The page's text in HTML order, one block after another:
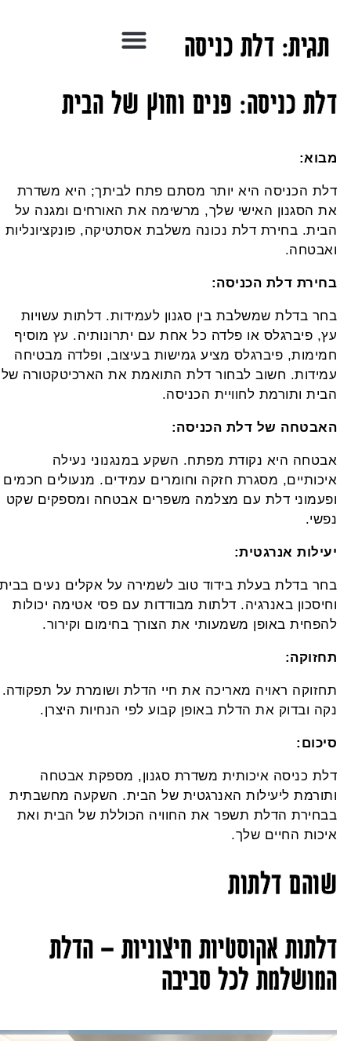
תגית:דלת כניסה
כניסה: פנים וחוץ של הבית
הכניסה היא יותר מסתם פתח לביתך; היא משדרת
הסגנון האישי שלך, מרשימה את האורחים ומגנה על
בחירת דלת נכונה משלבת אסתטיקה, פונקציונליות
דלת הכניסה:
בדלת שמשלבת בין סגנון לעמידות. דלתות עשויות
פיברגלס או פלדה כל אחת עם יתרונותיה. עץ מוסיף
פיברגלס מציע גמישות בעיצוב, ופלדה מבטיחה
חשוב לבחור דלת התואמת את הארכיטקטורה של
ותורמת לחוויית הכניסה.
של דלת הכניסה:
היא נקודת מפתח. השקע במנגנוני נעילה
מסגרת חזקה וחומרים עמידים. מנעולים חכמים
דלת עם מצלמה משפרים אבטחה ומספקים שקט
אנרגטית:
בדלת בעלת בידוד טוב לשמירה על אקלים נעים בבית
באנרגיה. דלתות מבודדות עם פסי אטימה יכולות
באופן משמעותי את הצורך בחימום וקירור.
ראויה מאריכה את חיי הדלת ושומרת על תפקודה.
ובדוק את הדלת באופן קבוע לפי הנחיות היצרן.
כניסה איכותית משדרת סגנון, מספקת אבטחה
ליעילות האנרגטית של הבית. השקעה מחשבתית
הדלת תשפר את החוויה הכוללת של הבית ואת
החיים שלך.
דלתות
אקוסטיות חיצוניות – הדלת
לכל סביבה